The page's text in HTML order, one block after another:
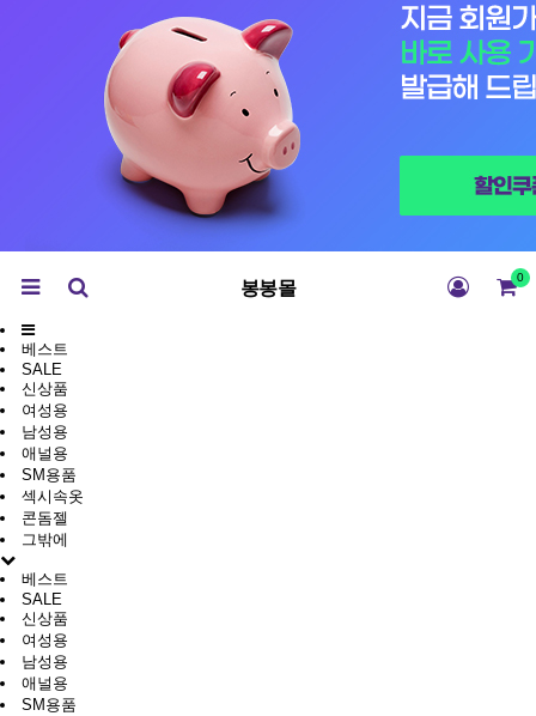
봉봉몰 0
베스트
SALE
신상품
여성용
남성용
애널용
SM용품
섹시속옷
콘돔젤
그밖에
베스트
SALE
신상품
여성용
남성용
애널용
SM용품